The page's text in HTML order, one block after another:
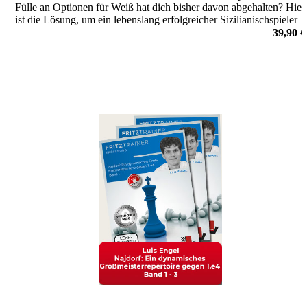
Fülle an Optionen für Weiß hat dich bisher davon abgehalten? Hier
ist die Lösung, um ein lebenslang erfolgreicher Sizilianischspieler
39,90 €